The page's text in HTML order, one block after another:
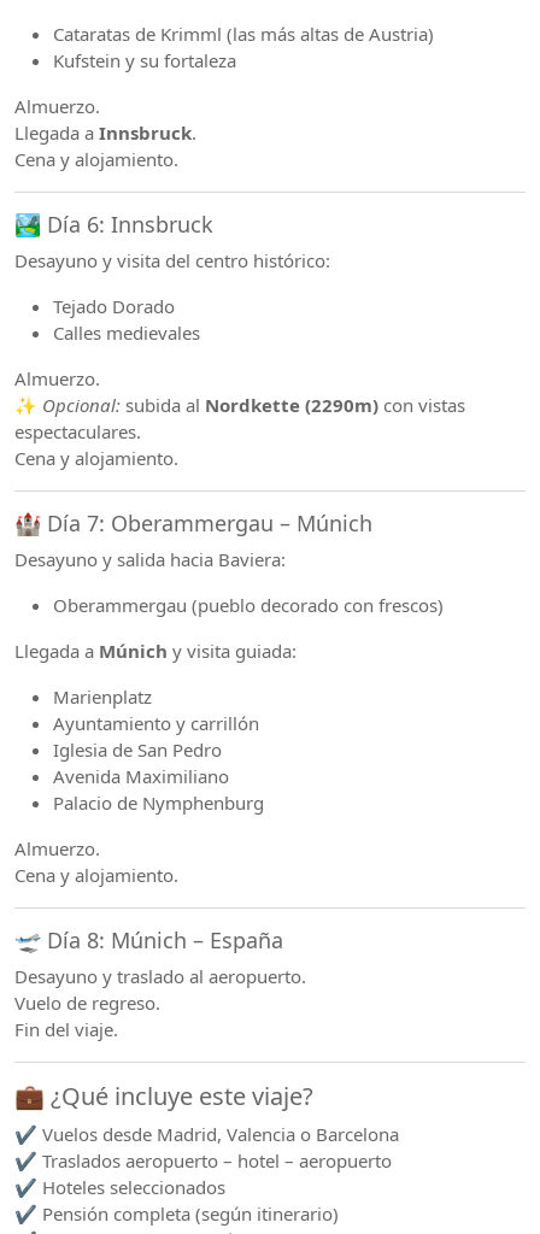
Cataratas de Krimml (las más altas de Austria)
Kufstein y su fortaleza
Almuerzo.
Llegada a Innsbruck.
Cena y alojamiento.
🏞️ Día 6: Innsbruck
Desayuno y visita del centro histórico:
Tejado Dorado
Calles medievales
Almuerzo.
✨ Opcional: subida al Nordkette (2290m) con vistas
espectaculares.
Cena y alojamiento.
🏰 Día 7: Oberammergau – Múnich
Desayuno y salida hacia Baviera:
Oberammergau (pueblo decorado con frescos)
Llegada a Múnich y visita guiada:
Marienplatz
Ayuntamiento y carrillón
Iglesia de San Pedro
Avenida Maximiliano
Palacio de Nymphenburg
Almuerzo.
Cena y alojamiento.
🛫 Día 8: Múnich – España
Desayuno y traslado al aeropuerto.
Vuelo de regreso.
Fin del viaje.
💼 ¿Qué incluye este viaje?
✔️ Vuelos desde Madrid, Valencia o Barcelona
✔️ Traslados aeropuerto – hotel – aeropuerto
✔️ Hoteles seleccionados
✔️ Pensión completa (según itinerario)